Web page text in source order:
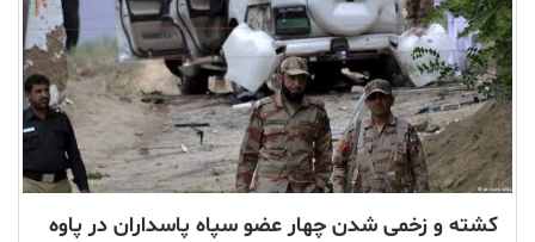
کشته و زخمی شدن چهار عضو سپاه پاسداران در پاوه